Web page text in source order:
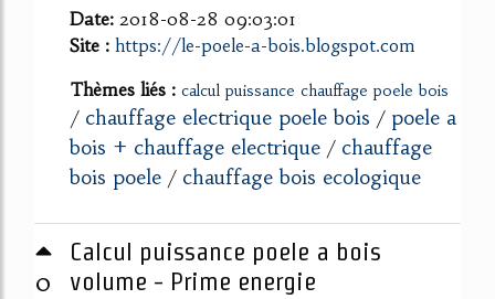
Date: 2018-08-28 09:03:01
Site : https://le-poele-a-bois.blogspot.com
Thèmes liés : calcul puissance chauffage poele bois
/ chauffage electrique poele bois / poele a
bois + chauffage electrique / chauffage
bois poele / chauffage bois ecologique
0
Calcul puissance poele a bois
volume - Prime energie